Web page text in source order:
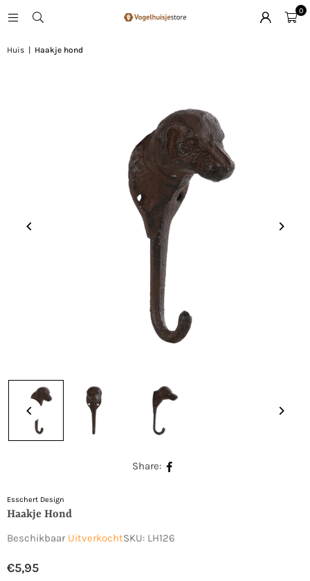
0
Huis Haakje hond
Share:
Esschert Design
Haakje Hond
Beschikbaar UitverkochtSKU: LH126
Normale
€5,95